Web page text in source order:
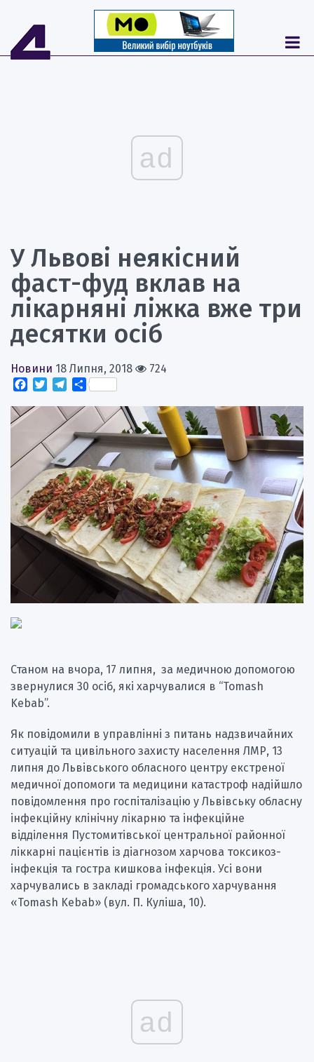
ad
У Львові неякісний
фаст-фуд вклав на
лікарняні ліжка вже три
десятки осіб
Новини 18 Липня, 2018
724
Facebook
TwitterTelegram
Поділитися
Станом на вчора, 17 липня, за медичною допомогою
звернулися 30 осіб, які харчувалися в “Tomash
Kebab”.
Як повідомили в управлінні з питань надзвичайних
ситуацій та цивільного захисту населення ЛМР, 13
липня до Львівського обласного центру екстреної
медичної допомоги та медицини катастроф надійшло
повідомлення про госпіталізацію у Львівську обласну
інфекційну клінічну лікарню та інфекційне
відділення Пустомитівської центральної районної
ліккарні пацієнтів із діагнозом харчова токсикоз-
інфекція та гостра кишкова інфекція. Усі вони
харчувались в закладі громадського харчування
«Tomash Kebab» (вул. П. Куліша, 10).
ad